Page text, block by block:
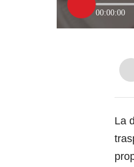
00:00:00
La